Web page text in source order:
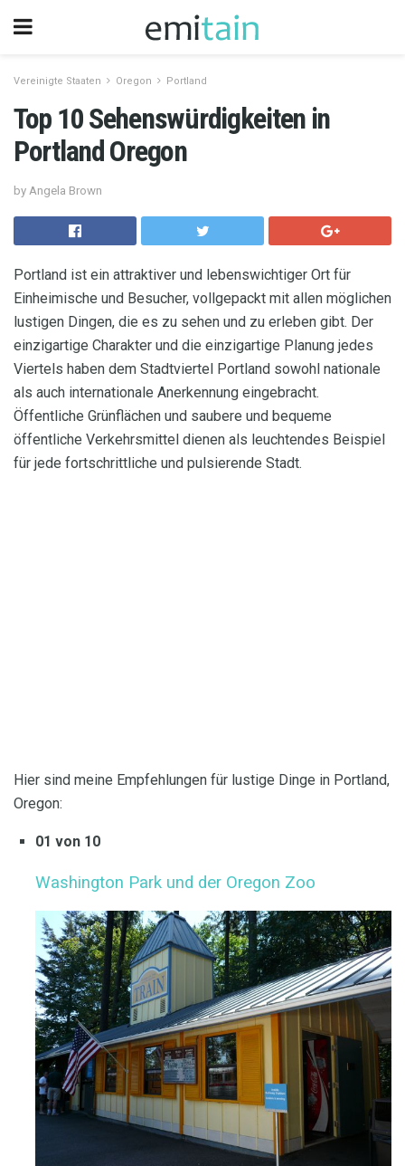
Vereinigte Staaten Oregon Portland
Top 10 Sehenswürdigkeiten in
Portland Oregon
by Angela Brown
Portland ist ein attraktiver und lebenswichtiger Ort für
Einheimische und Besucher, vollgepackt mit allen möglichen
lustigen Dingen, die es zu sehen und zu erleben gibt. Der
einzigartige Charakter und die einzigartige Planung jedes
Viertels haben dem Stadtviertel Portland sowohl nationale
als auch internationale Anerkennung eingebracht.
Öffentliche Grünflächen und saubere und bequeme
öffentliche Verkehrsmittel dienen als leuchtendes Beispiel
für jede fortschrittliche und pulsierende Stadt.
Hier sind meine Empfehlungen für lustige Dinge in Portland,
Oregon:
01 von 10
Washington Park und der Oregon Zoo